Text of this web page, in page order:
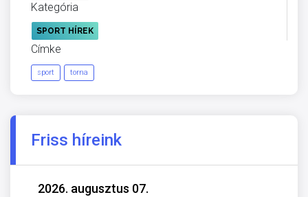
Kategória
SPORT HÍREK
Címke
sport torna
Friss híreink
2026. augusztus 07.